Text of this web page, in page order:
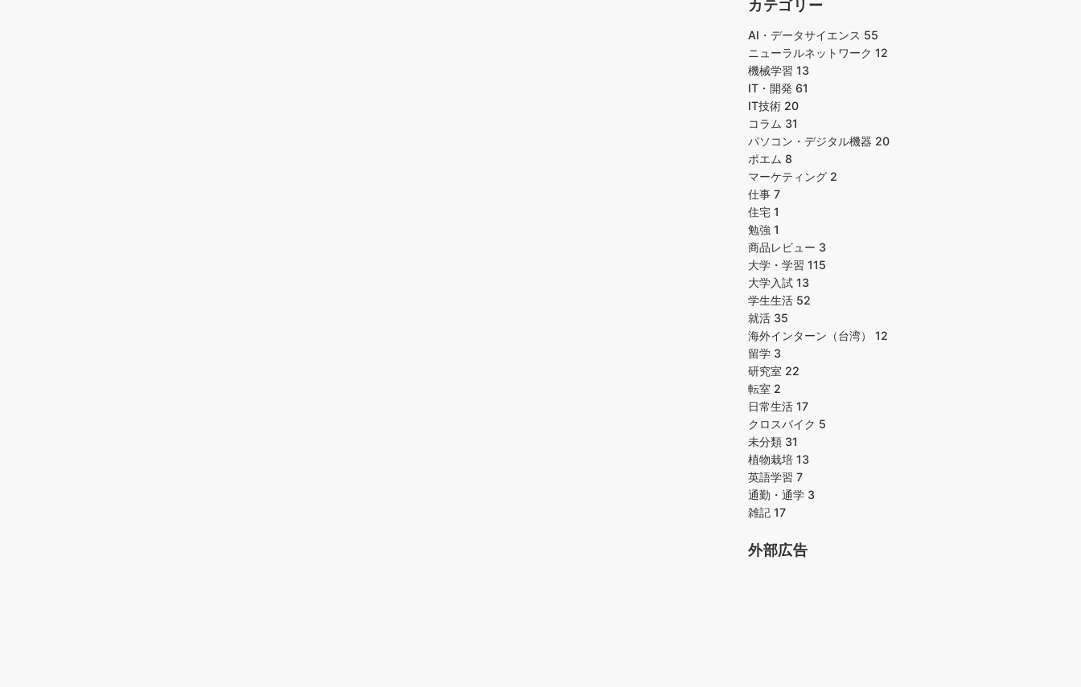
カテゴリー
AI・データサイエンス 55
ニューラルネットワーク 12
機械学習 13
IT・開発 61
IT技術 20
コラム 31
パソコン・デジタル機器 20
ポエム 8
マーケティング 2
仕事 7
住宅 1
勉強 1
商品レビュー 3
大学・学習 115
大学入試 13
学生生活 52
就活 35
海外インターン（台湾） 12
留学 3
研究室 22
転室 2
日常生活 17
クロスバイク 5
未分類 31
植物栽培 13
英語学習 7
通勤・通学 3
雑記 17
外部広告